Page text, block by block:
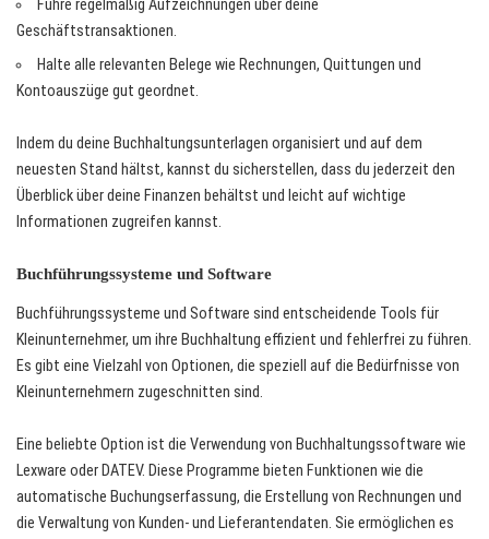
Führe regelmäßig Aufzeichnungen über deine
Geschäftstransaktionen.
Halte alle relevanten Belege wie Rechnungen, Quittungen und
Kontoauszüge gut geordnet.
Indem du deine Buchhaltungsunterlagen organisiert und auf dem
neuesten Stand hältst, kannst du sicherstellen, dass du jederzeit den
Überblick über deine Finanzen behältst und leicht auf wichtige
Informationen zugreifen kannst.
Buchführungssysteme und Software
Buchführungssysteme und Software sind entscheidende Tools für
Kleinunternehmer, um ihre Buchhaltung effizient und fehlerfrei zu führen.
Es gibt eine Vielzahl von Optionen, die speziell auf die Bedürfnisse von
Kleinunternehmern zugeschnitten sind.
Eine beliebte Option ist die Verwendung von Buchhaltungssoftware wie
Lexware oder DATEV. Diese Programme bieten Funktionen wie die
automatische Buchungserfassung, die Erstellung von Rechnungen und
die Verwaltung von Kunden- und Lieferantendaten. Sie ermöglichen es